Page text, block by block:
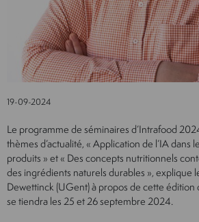
19-09-2024
Le programme de séminaires d’Intrafood
thèmes d’actualité, « Application de l’IA dans
produits » et « Des concepts nutritionnels
des ingrédients naturels durables », explique
Dewettinck (UGent) à propos de cette édition
se tiendra les 25 et 26 septembre 2024.